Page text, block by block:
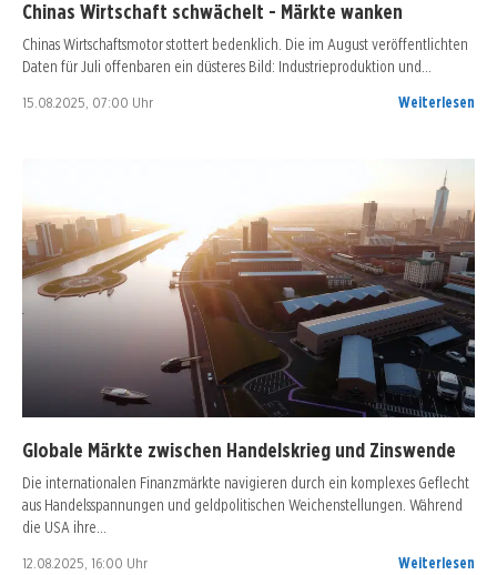
Chinas Wirtschaft schwächelt - Märkte wanken
Chinas Wirtschaftsmotor stottert bedenklich. Die im August veröffentlichten
Daten für Juli offenbaren ein düsteres Bild: Industrieproduktion und…
15.08.2025, 07:00 Uhr Weiterlesen
Globale Märkte zwischen Handelskrieg und Zinswende
Die internationalen Finanzmärkte navigieren durch ein komplexes Geflecht
aus Handelsspannungen und geldpolitischen Weichenstellungen. Während
die USA ihre…
12.08.2025, 16:00 Uhr Weiterlesen